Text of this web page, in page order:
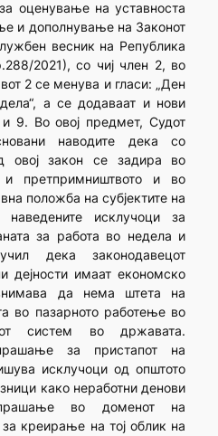
оценување на уставноста
и дополнување на Законот
весник на Република
2021), со чиј член 2, во
2 се менува и гласи: „Ден
а се додаваат и нови
9. Во овој предмет, Судот
наводите дека со
овој закон се задира во
и претпримништвото и во
положба на субјектите на
исклучоци за
за работа во недела и
дека законодавецот
дејности имаат економско
да нема штета на
во пазарното работење во
систем во државата.
за пристапот на
исклучоци од општото
како неработни денови
во доменот на
креирање на тој облик на